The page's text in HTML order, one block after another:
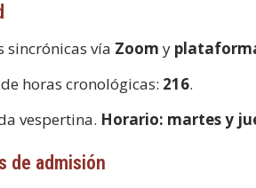
sincrónicas vía Zoom y
horas cronológicas: 216.
vespertina. Horario: martes y
de admisión